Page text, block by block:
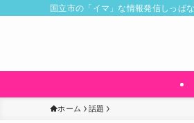
国立市の「イマ」な情報発信しっぱ
ホーム 話題